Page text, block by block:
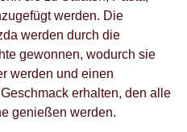
werden. Die
werden durch die
gewonnen, wodurch sie
werden und einen
erhalten, den alle
genießen werden.